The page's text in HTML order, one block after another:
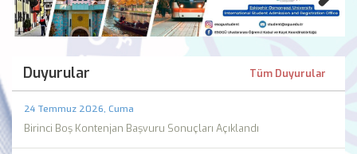
Previous
Duyurular Tüm Duyurular
24 Temmuz 2026, Cuma
Birinci Boş Kontenjan Başvuru Sonuçları Açıklandı